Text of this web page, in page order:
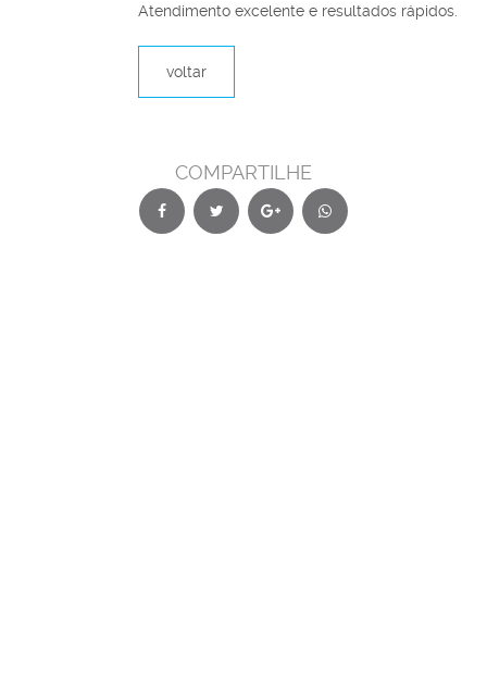
Atendimento excelente e resultados rápidos.
voltar
COMPARTILHE